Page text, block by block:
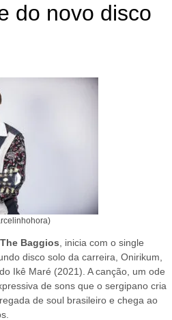
do novo disco
The Baggios , inicia com o single
disco solo da carreira, Onirikum,
Ikê Maré (2021). A canção, um ode
de sons que o sergipano cria
de soul brasileiro e chega ao